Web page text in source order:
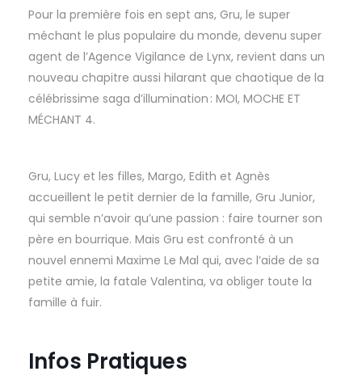
Pour la première fois en sept ans, Gru, le super
méchant le plus populaire du monde, devenu super
agent de l’Agence Vigilance de Lynx, revient dans un
nouveau chapitre aussi hilarant que chaotique de la
célébrissime saga d’illumination : MOI, MOCHE ET
MÉCHANT 4.
Gru, Lucy et les filles, Margo, Edith et Agnès
accueillent le petit dernier de la famille, Gru Junior,
qui semble n’avoir qu’une passion : faire tourner son
père en bourrique. Mais Gru est confronté à un
nouvel ennemi Maxime Le Mal qui, avec l’aide de sa
petite amie, la fatale Valentina, va obliger toute la
famille à fuir.
Infos Pratiques